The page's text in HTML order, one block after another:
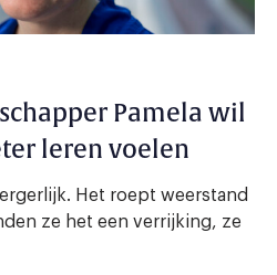
Pamela wil
leren voelen
Het roept weerstand
ze het een verrijking, ze